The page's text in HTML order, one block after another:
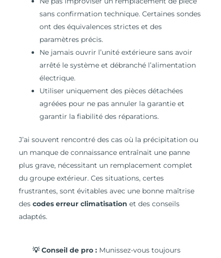
sans confirmation technique. Certaines sondes
ont des équivalences strictes et des
paramètres précis.
Ne jamais ouvrir l’unité extérieure sans avoir
arrêté le système et débranché l’alimentation
électrique.
Utiliser uniquement des pièces détachées
agréées pour ne pas annuler la garantie et
garantir la fiabilité des réparations.
J’ai souvent rencontré des cas où la précipitation ou
un manque de connaissance entraînait une panne
plus grave, nécessitant un remplacement complet
du groupe extérieur. Ces situations, certes
frustrantes, sont évitables avec une bonne maîtrise
des codes erreur climatisation et des conseils
adaptés.
💡 Conseil de pro : Munissez-vous toujours